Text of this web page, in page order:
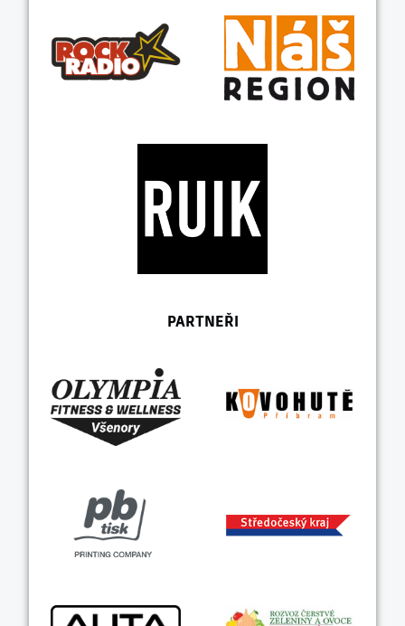
PARTNEŘI